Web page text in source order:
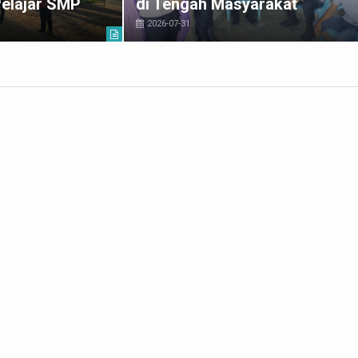
SMP
di Tengah Masyarakat
2026-07-31